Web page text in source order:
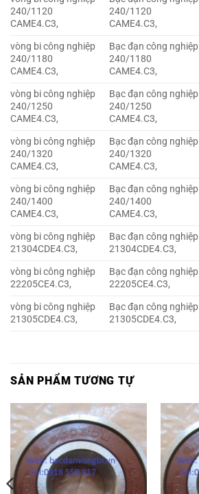
240/1120
CAME4.C3,
240/1120
CAME4.C3,
vòng bi công nghiệp
240/1180
CAME4.C3,
Bạc đạn công nghiệp
240/1180
CAME4.C3,
vòng bi công nghiệp
240/1250
CAME4.C3,
Bạc đạn công nghiệp
240/1250
CAME4.C3,
vòng bi công nghiệp
240/1320
CAME4.C3,
Bạc đạn công nghiệp
240/1320
CAME4.C3,
vòng bi công nghiệp
240/1400
CAME4.C3,
Bạc đạn công nghiệp
240/1400
CAME4.C3,
vòng bi công nghiệp
21304CDE4.C3,
Bạc đạn công nghiệp
21304CDE4.C3,
vòng bi công nghiệp
22205CE4.C3,
Bạc đạn công nghiệp
22205CE4.C3,
vòng bi công nghiệp
21305CDE4.C3,
Bạc đạn công nghiệp
21305CDE4.C3,
SẢN PHẨM TƯƠNG TỰ